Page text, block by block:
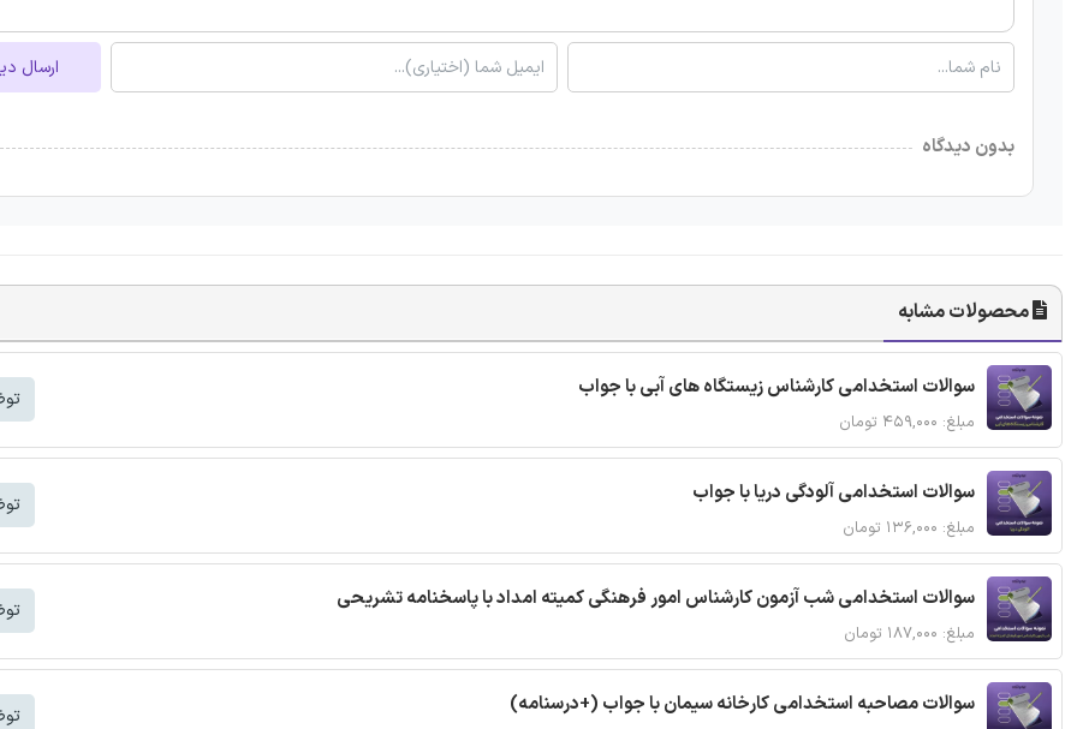
ارسال
بدون دیدگاه
محصولات مشابه
سوالات استخدامی کارشناس زیستگاه های آبی با جواب
مبلغ: ۴۵۹,۰۰۰ تومان
سوالات استخدامی آلودگی دریا با جواب
مبلغ: ۱۳۶,۰۰۰ تومان
سوالات استخدامی شب آزمون کارشناس امور فرهنگی کمیته امداد با پاسخنامه تشریحی
مبلغ: ۱۸۷,۰۰۰ تومان
سوالات مصاحبه استخدامی کارخانه سیمان با جواب (+درسنامه)